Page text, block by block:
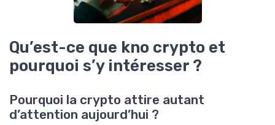
Qu’est-ce que kno crypto et
pourquoi s’y intéresser ?
Pourquoi la crypto attire autant
d’attention aujourd’hui ?